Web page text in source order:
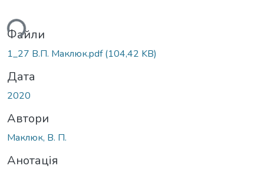
Файли
1_27 В.П. Маклюк.pdf(104,42 KB)
Дата
2020
Автори
Маклюк, B. П.
Анотація